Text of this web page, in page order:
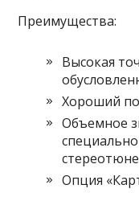
Преимущества:
Высокая
Хороший
Объемное
Опция